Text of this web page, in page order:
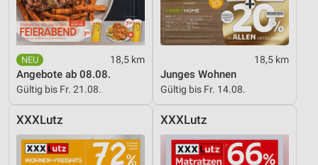
18,5 km
Angebote ab 08.08.
Gültig bis Fr. 21.08.
18,5 km
Junges Wohnen
Gültig bis Fr. 14.08.
XXXLutz XXXLutz